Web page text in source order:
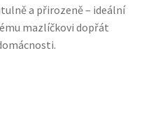
a přirozeně – ideální
mazlíčkovi dopřát